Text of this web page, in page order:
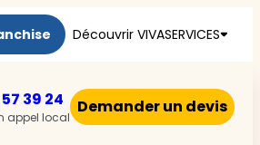
Découvrir VIVASERVICES
39 24
appel local
Demander un devis